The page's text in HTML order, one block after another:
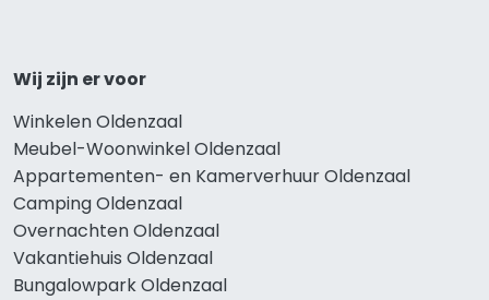
Wij zijn er voor
Winkelen Oldenzaal
Meubel-Woonwinkel Oldenzaal
Appartementen- en Kamerverhuur Oldenzaal
Camping Oldenzaal
Overnachten Oldenzaal
Vakantiehuis Oldenzaal
Bungalowpark Oldenzaal